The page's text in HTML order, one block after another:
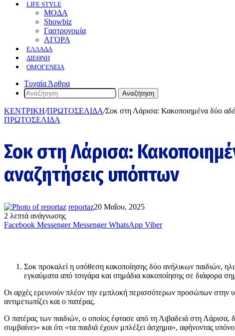
LIFE STYLE
ΜΟΔΑ
Showbiz
Γαστρονομία
ΑΓΟΡΑ
ΕΛΛΆΔΑ
ΔΙΕΘΝΉ
ΟΜΟΓΈΝΕΙΑ
Τυχαία Άρθρα
Αναζήτηση
ΚΕΝΤΡΙΚΗ/ΠΡΩΤΟΣΕΛΙΔΑ/Σοκ στη Λάρισα: Κακοποιημένα δύο
ΠΡΩΤΟΣΕΛΙΔΑ
Σοκ στη Λάρισα:
αναζητήσεις υπόπτων
reportaz20 Μαΐου, 2025
2 λεπτά ανάγνωσης
Facebook Messenger Messenger WhatsApp Viber
Σοκ προκαλεί η υπόθεση κακοποίησης δύο ανήλικων παιδιών,
εγκαύματα από τσιγάρα και σημάδια κακοποίησης σε διάφορα
Οι αρχές ερευνούν πλέον την εμπλοκή περισσότερων προσώπων στην
αντιμετωπίζει και ο πατέρας.
Ο πατέρας των παιδιών, ο οποίος έφτασε από τη Λιβαδειά στη Λάρισα,
συμβαίνει» και ότι «τα παιδιά έχουν μπλέξει άσχημα», αφήνοντας